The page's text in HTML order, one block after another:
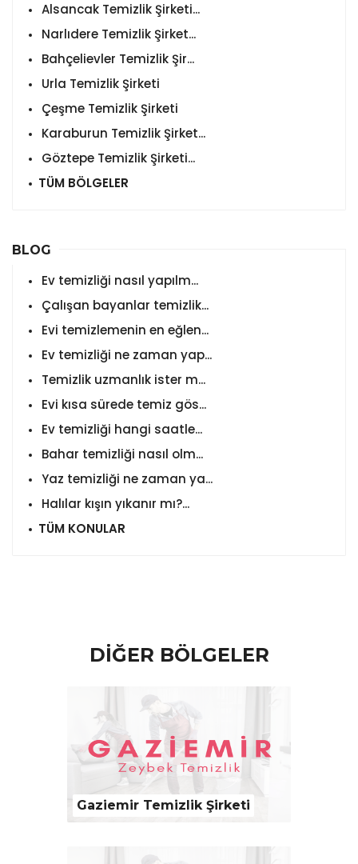
Alsancak Temizlik Şirketi...
Narlıdere Temizlik Şirket...
Bahçelievler Temizlik Şir...
Urla Temizlik Şirketi
Çeşme Temizlik Şirketi
Karaburun Temizlik Şirket...
Göztepe Temizlik Şirketi...
TÜM BÖLGELER
BLOG
Ev temizliği nasıl yapılm...
Çalışan bayanlar temizlik...
Evi temizlemenin en eğlen...
Ev temizliği ne zaman yap...
Temizlik uzmanlık ister m...
Evi kısa sürede temiz gös...
Ev temizliği hangi saatle...
Bahar temizliği nasıl olm...
Yaz temizliği ne zaman ya...
Halılar kışın yıkanır mı?...
TÜM KONULAR
DİĞER BÖLGELER
Gaziemir Temizlik Şirketi